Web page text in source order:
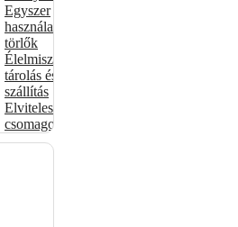
Egyszer
használatos
törlők
Élelmiszer-
tárolás és
szállítás
Elviteles
csomagolóanyagok